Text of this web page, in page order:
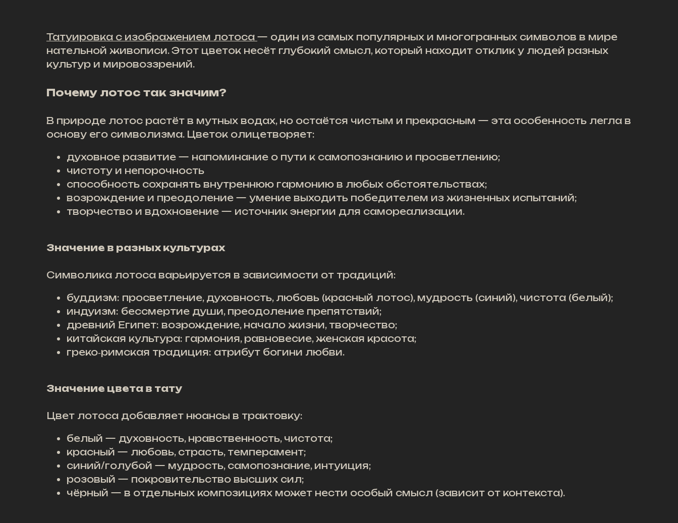
Татуировка с изображением лотоса — один из самых популярных и многогранных символов в мире
нательной живописи. Этот цветок несёт глубокий смысл, который находит отклик у людей разных
культур и мировоззрений.
Почему лотос так значим?
В природе лотос растёт в мутных водах, но остаётся чистым и прекрасным — эта особенность легла в
основу его символизма. Цветок олицетворяет:
духовное развитие — напоминание о пути к самопознанию и просветлению;
чистоту и непорочность
способность сохранять внутреннюю гармонию в любых обстоятельствах;
возрождение и преодоление — умение выходить победителем из жизненных испытаний;
творчество и вдохновение — источник энергии для самореализации.
Значение в разных культурах
Символика лотоса варьируется в зависимости от традиций:
буддизм: просветление, духовность, любовь (красный лотос), мудрость (синий), чистота (белый);
индуизм: бессмертие души, преодоление препятствий;
древний Египет: возрождение, начало жизни, творчество;
китайская культура: гармония, равновесие, женская красота;
греко‑римская традиция: атрибут богини любви.
Значение цвета в тату
Цвет лотоса добавляет нюансы в трактовку:
белый — духовность, нравственность, чистота;
красный — любовь, страсть, темперамент;
синий/голубой — мудрость, самопознание, интуиция;
розовый — покровительство высших сил;
чёрный — в отдельных композициях может нести особый смысл (зависит от контекста).